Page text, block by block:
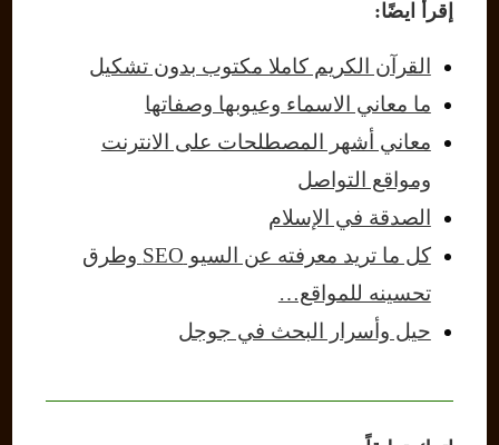
إقرأ ايضًا:
القرآن الكريم كاملا مكتوب بدون تشكيل
ما معاني الاسماء وعيوبها وصفاتها
معاني أشهر المصطلحات على الانترنت
ومواقع التواصل
الصدقة في الإسلام
كل ما تريد معرفته عن السيو SEO وطرق
تحسينه للمواقع…
حيل وأسرار البحث في جوجل